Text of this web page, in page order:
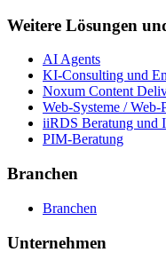
Weitere Lösungen
AI Agents
KI-Consulting und
Noxum Content
Web-Systeme /
iiRDS Beratung und
PIM-Beratung
Branchen
Branchen
Unternehmen